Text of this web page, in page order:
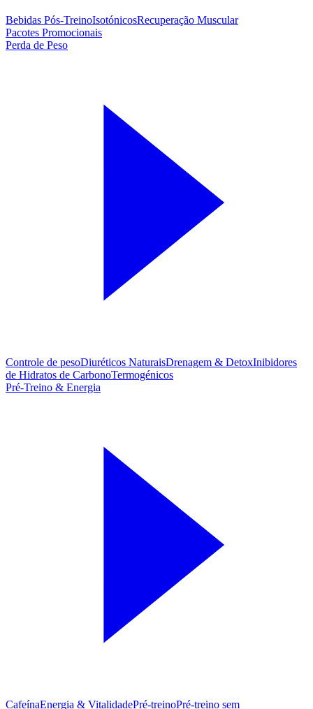
Bebidas Pós-TreinoIsotónicosRecuperação Muscular
Pacotes Promocionais
Perda de Peso
Controle de pesoDiuréticos NaturaisDrenagem & DetoxInibidores
de Hidratos de CarbonoTermogénicos
Pré-Treino & Energia
CafeínaEnergia & VitalidadePré-treinoPré‑treino sem